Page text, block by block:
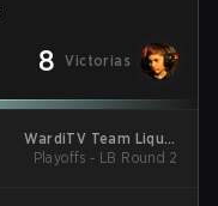
8 Victorias
WardiTV Team Liquid
Map Contest Season
Playoffs - LB Round 2